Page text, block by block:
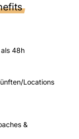
48h
Locations
&